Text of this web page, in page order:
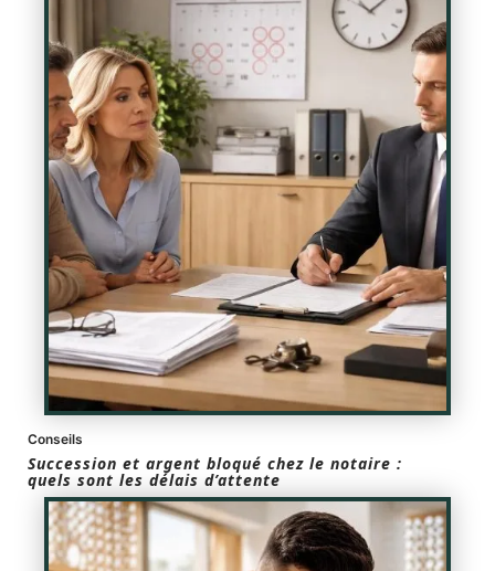
Conseils
Succession et argent bloqué chez le notaire :
quels sont les délais d’attente